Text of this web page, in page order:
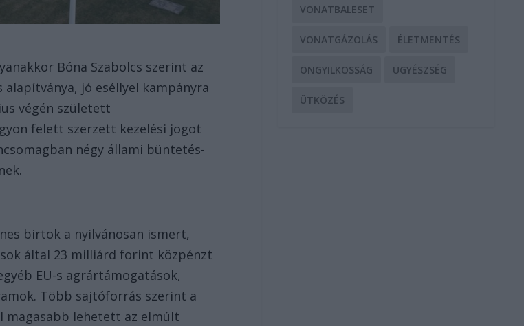
Bóna Szabolcs szerint az
jó eséllyel kampányra
végén született
felett szerzett kezelési jogot
négy állami büntetés-
birtok a nyilvánosan ismert,
által 23 milliárd forint közpénzt
EU-s agrártámogatások,
Több sajtóforrás szerint a
magasabb lehetett az elmúlt
VONATBALESET
VONATGÁZOLÁS ÉLETMENTÉS
ÖNGYILKOSSÁG ÜGYÉSZSÉG
ÜTKÖZÉS